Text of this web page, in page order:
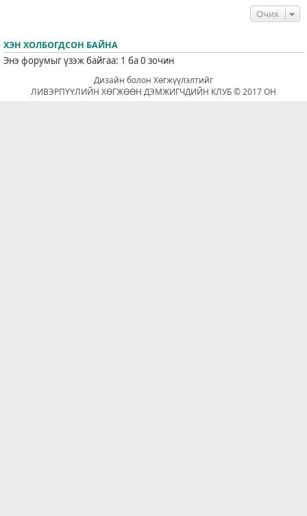
Очих
ХЭН ХОЛБОГДСОН БАЙНА
Энэ форумыг үзэж байгаа: 1 ба 0 зочин
Дизайн болон Хөгжүүлэлтийг
ЛИВЭРПҮҮЛИЙН ХӨГЖӨӨН ДЭМЖИГЧДИЙН КЛУБ © 2017 ОН